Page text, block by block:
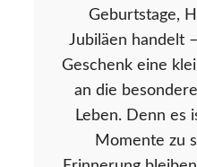
Geburtstage,
Jubiläen handelt
Geschenk eine
an die
Leben. Denn es
Momente zu